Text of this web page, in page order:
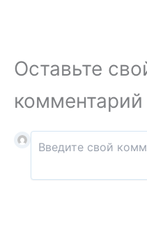
Оставьте
комментарий